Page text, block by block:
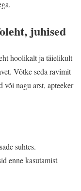
juhised
hoolikalt ja täielikult
Võtke seda ravimit
või nagu arst, apteeker
suhtes.
enne kasutamist